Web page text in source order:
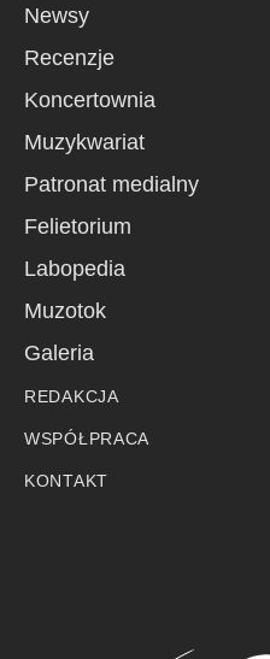
Newsy
Recenzje
Koncertownia
Muzykwariat
Patronat medialny
Felietorium
Labopedia
Muzotok
Galeria
REDAKCJA
WSPÓŁPRACA
KONTAKT